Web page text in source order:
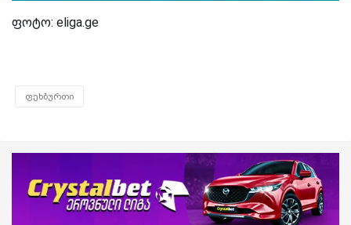
ფოტო: eliga.ge
ფეხბურთი